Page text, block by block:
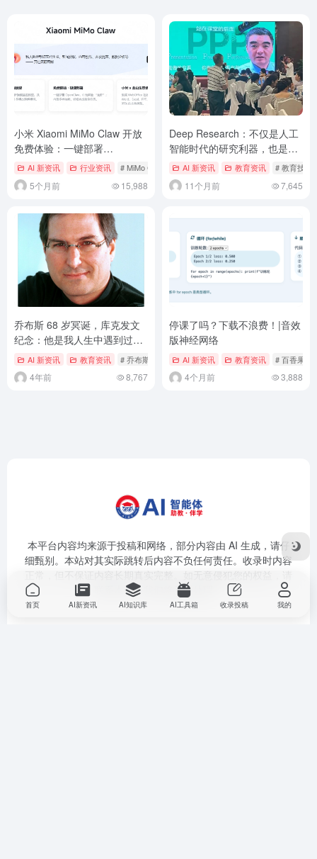
小米 Xiaomi MiMo Claw 开放
免费体验：一键部署
OpenClaw 龙虾，集成金山生
态
AI 新资讯 行业资讯 # MiMo Claw # OpenClaw # 龙虾
5个月前 15,988
Deep Research：不仅是人工
智能时代的研究利器，也是AI
时代学习者的杀手锏应用
AI 新资讯 教育资讯 # 教育技术
11个月前 7,645
乔布斯 68 岁冥诞，库克发文
纪念：他是我人生中遇到过的
最好老师
AI 新资讯 教育资讯 # 乔布斯
4年前 8,767
停课了吗？下载不浪费！|音效
版神经网络
AI 新资讯 教育资讯 # 百香果AI
4个月前 3,888
本平台内容均来源于投稿和网络，部分内容由 AI 生成，请仔
细甄别。本站对其实际跳转后内容不负任何责任。收录时内容
正常，但不保证内容长期真实完整。如无意侵犯您的权益，请
联系本站，我们将及时处理。
首页 AI新资讯 AI知识库 AI工具箱 收录投稿 我的